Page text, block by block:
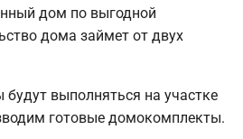
дом по выгодной
дома займет от двух
выполняться на участке
готовые домокомплекты.